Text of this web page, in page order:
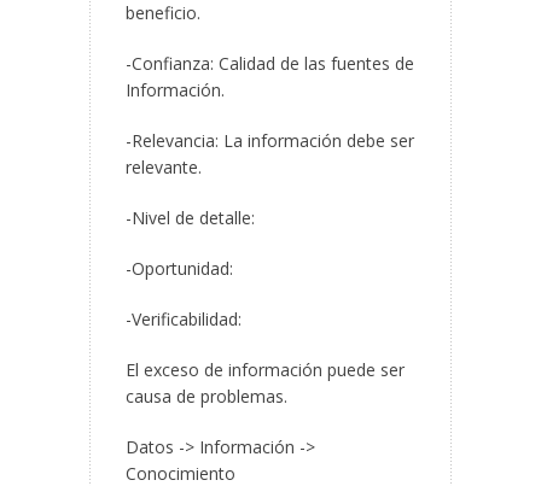
beneficio.
-Confianza: Calidad de las fuentes de
Información.
-Relevancia: La información debe ser
relevante.
-Nivel de detalle:
-Oportunidad:
-Verificabilidad:
El exceso de información puede ser
causa de problemas.
Datos -> Información ->
Conocimiento